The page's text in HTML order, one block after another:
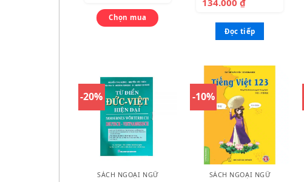
Vietnamese
Speakers
Chọn mua
Đọc tiếp
-20%
SÁCH NGOẠI NGỮ
-10%
SÁCH NGOẠI NGỮ